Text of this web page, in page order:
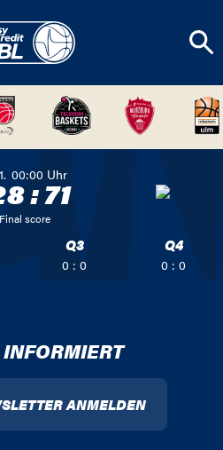
00:00 Uhr
:71
Final score
Q3
0 : 0
Q4
0 : 0
ANMELDEN